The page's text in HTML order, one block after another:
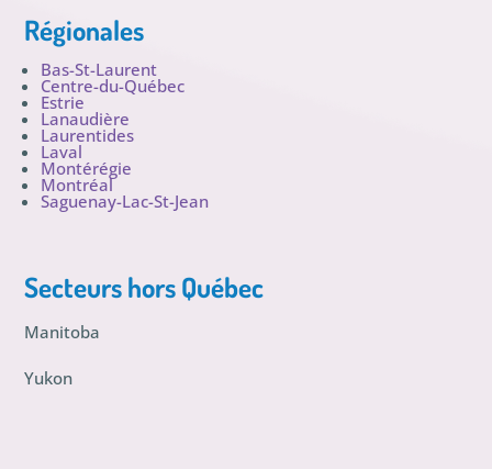
Régionales
Bas-St-Laurent
Centre-du-Québec
Estrie
Lanaudière
Laurentides
Laval
Montérégie
Montréal
Saguenay-Lac-St-Jean
Secteurs hors Québec
Manitoba
Yukon